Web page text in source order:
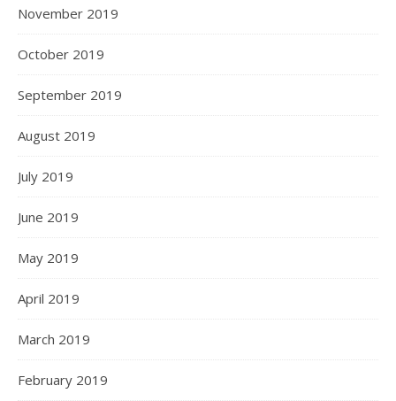
November 2019
October 2019
September 2019
August 2019
July 2019
June 2019
May 2019
April 2019
March 2019
February 2019